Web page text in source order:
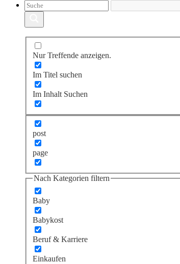
Nur Treffende anzeigen.
Im Titel suchen
Im Inhalt Suchen
post
page
Nach Kategorien filtern
Baby
Babykost
Beruf & Karriere
Einkaufen